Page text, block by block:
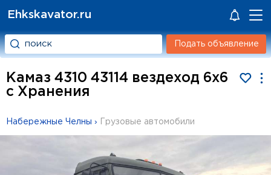
Ehkskavator.ru
Подать объявление
Камаз 4310 43114 вездеход 6х6
с Хранения
Набережные Челны › Грузовые автомобили